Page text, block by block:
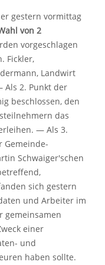
gestern vormittag
von 2
vorgeschlagen
Fickler,
Landwirt
2. Punkt der
beschlossen, den
das
— Als 3.
Gemeinde-
Schwaiger'schen
sich gestern
und Arbeiter im
gemeinsamen
einer
und
haben sollte.